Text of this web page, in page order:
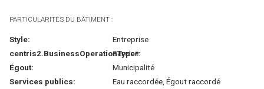
PARTICULARITÉS DU BÂTIMENT :
Style:
Entreprise
centris2.BusinessOperationType*:
Service
Égout:
Municipalité
Services publics:
Eau raccordée, Égout raccordé